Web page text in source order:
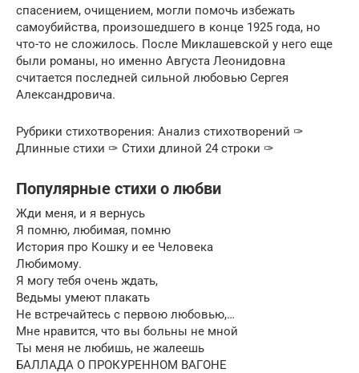
спасением, очищением, могли помочь избежать
самоубийства, произошедшего в конце 1925 года, но
что-то не сложилось. После Миклашевской у него еще
были романы, но именно Августа Леонидовна
считается последней сильной любовью Сергея
Александровича.
Рубрики стихотворения: Анализ стихотворений ✑
Длинные стихи ✑ Стихи длиной 24 строки ✑
Популярные стихи о любви
Жди меня, и я вернусь
Я помню, любимая, помню
История про Кошку и ее Человека
Любимому.
Я могу тебя очень ждать,
Ведьмы умеют плакать
Не встречайтесь с первою любовью,…
Мне нравится, что вы больны не мной
Ты меня не любишь, не жалеешь
БАЛЛАДА О ПРОКУРЕННОМ ВАГОНЕ